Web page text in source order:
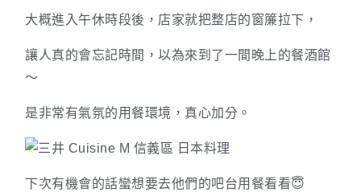
大概進入午休時段後，店家就把整店的窗簾拉下，
讓人真的會忘記時間，以為來到了一間晚上的餐酒館
～
是非常有氣氛的用餐環境，真心加分。
下次有機會的話蠻想要去他們的吧台用餐看看😇